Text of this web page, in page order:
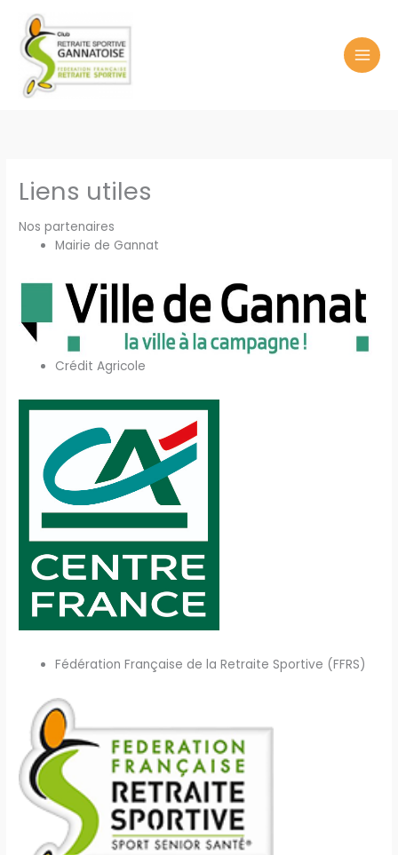
contenu
Liens utiles
Nos partenaires
Mairie de Gannat
Crédit Agricole
Fédération Française de la Retraite Sportive (FFRS)